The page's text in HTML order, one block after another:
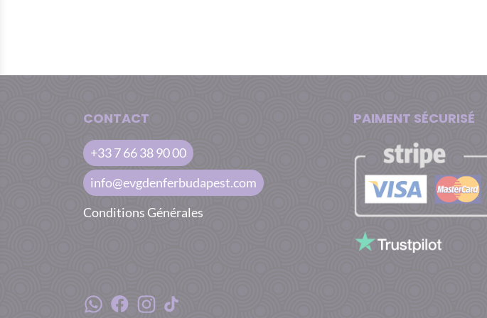
CONTACT
+33 7 66 38 90 00
info@evgdenferbudapest.com
Conditions Générales
PAIMENT SÉCURISÉ